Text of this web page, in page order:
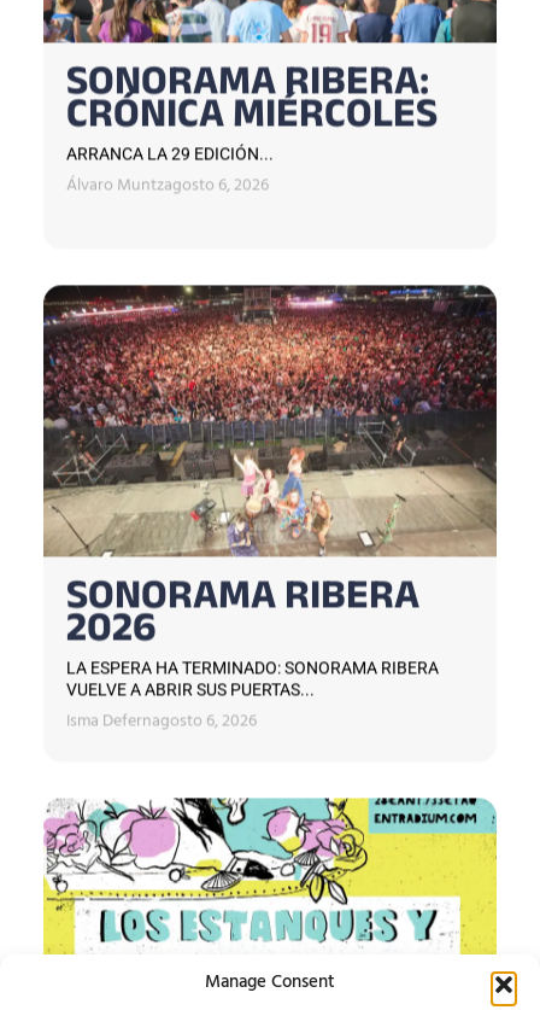
Manage Consent
SONORAMA RIBERA:
CRÓNICA MIÉRCOLES
ARRANCA LA 29 EDICIÓN...
Álvaro Muntzagosto 6, 2026
SONORAMA RIBERA
2026
LA ESPERA HA TERMINADO: SONORAMA RIBERA
VUELVE A ABRIR SUS PUERTAS...
Isma Defernagosto 6, 2026